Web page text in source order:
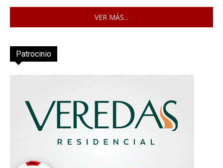
VER MÁS...
Patrocinio